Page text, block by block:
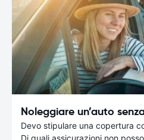
Noleggiare un’auto
Devo stipulare una copertura
Di quali assicurazioni non